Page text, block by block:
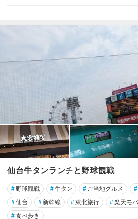
仙台牛タンランチと野球観戦
#野球観戦 #牛タン # ご当地グルメ #
#仙台 #新幹線 #東北旅行 #楽天モ
#食べ歩き